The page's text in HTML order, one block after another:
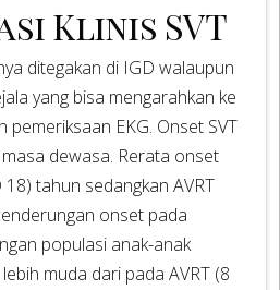
Klinis SVT
ditegakan di IGD walaupun
yang bisa mengarahkan ke
pemeriksaan EKG. Onset SVT
dewasa. Rerata onset
tahun sedangkan AVRT
onset pada
populasi anak-anak
muda dari pada AVRT (8